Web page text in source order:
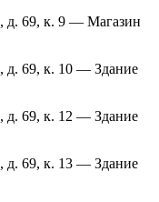
, д. 69, к. 9 — Магазин
, д. 69, к. 10 — Здание
, д. 69, к. 12 — Здание
, д. 69, к. 13 — Здание